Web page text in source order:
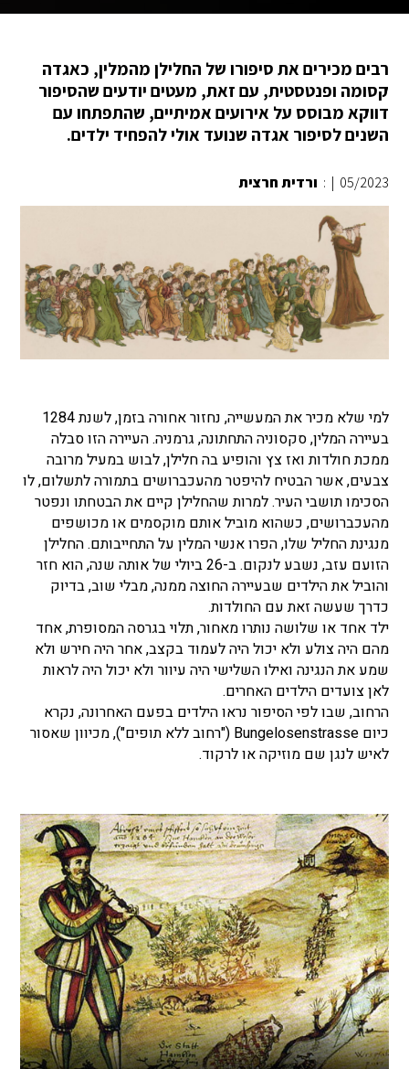
רבים מכירים את סיפורו של החלילן מהמלין, כאגדה
קסומה ופנטסטית, עם זאת, מעטים יודעים שהסיפור
דווקא מבוסס על אירועים אמיתיים, שהתפתחו עם
השנים לסיפור אגדה שנועד אולי להפחיד ילדים.
05/2023
|
: ורדית חרצית
למי שלא מכיר את המעשייה, נחזור אחורה בזמן, לשנת 1284
בעיירה המלין, סקסוניה התחתונה, גרמניה. העיירה הזו סבלה
ממכת חולדות ואז צץ והופיע בה חלילן, לבוש במעיל מרובה
צבעים, אשר הבטיח להיפטר מהעכברושים בתמורה לתשלום, לו
הסכימו תושבי העיר. למרות שהחלילן קיים את הבטחתו ונפטר
מהעכברושים, כשהוא מוביל אותם מוקסמים או מכושפים
מנגינת החליל שלו, הפרו אנשי המלין על התחייבותם. החלילן
הזועם עזב, נשבע לנקום. ב-26 ביולי של אותה שנה, הוא חזר
והוביל את הילדים שבעיירה החוצה ממנה, מבלי שוב, בדיוק
כדרך שעשה זאת עם החולדות.
ילד אחד או שלושה נותרו מאחור, תלוי בגרסה המסופרת, אחד
מהם היה צולע ולא יכול היה לעמוד בקצב, אחר היה חירש ולא
שמע את הנגינה ואילו השלישי היה עיוור ולא יכול היה לראות
לאן צועדים הילדים האחרים.
הרחוב, שבו לפי הסיפור נראו הילדים בפעם האחרונה, נקרא
כיום Bungelosenstrasse ("רחוב ללא תופים"), מכיוון שאסור
לאיש לנגן שם מוזיקה או לרקוד.